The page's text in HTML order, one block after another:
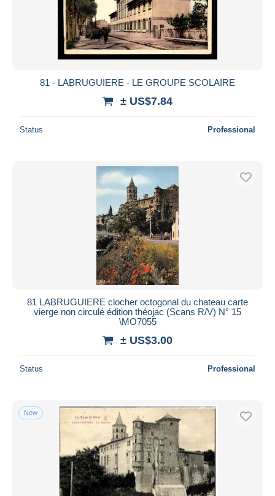
81 - LABRUGUIERE - LE GROUPE SCOLAIRE
± US$7.84
Status Professional
81 LABRUGUIERE clocher octogonal du chateau carte
vierge non circulé édition théojac (Scans R/V) N° 15
\MO7055
± US$3.00
Status Professional
New